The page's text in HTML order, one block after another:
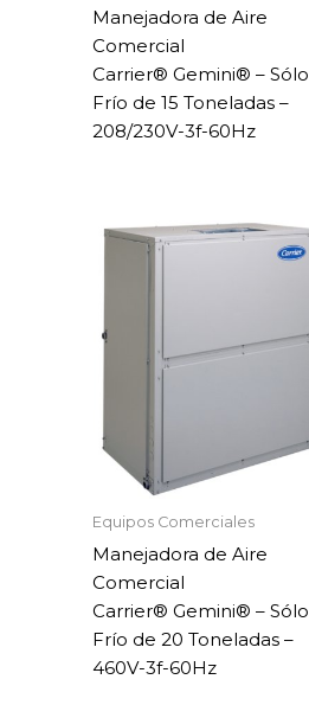
Manejadora de Aire
Comercial
Carrier® Gemini® – Sólo
Frío de 15 Toneladas –
208/230V-3f-60Hz
Equipos Comerciales
Manejadora de Aire
Comercial
Carrier® Gemini® – Sólo
Frío de 20 Toneladas –
460V-3f-60Hz